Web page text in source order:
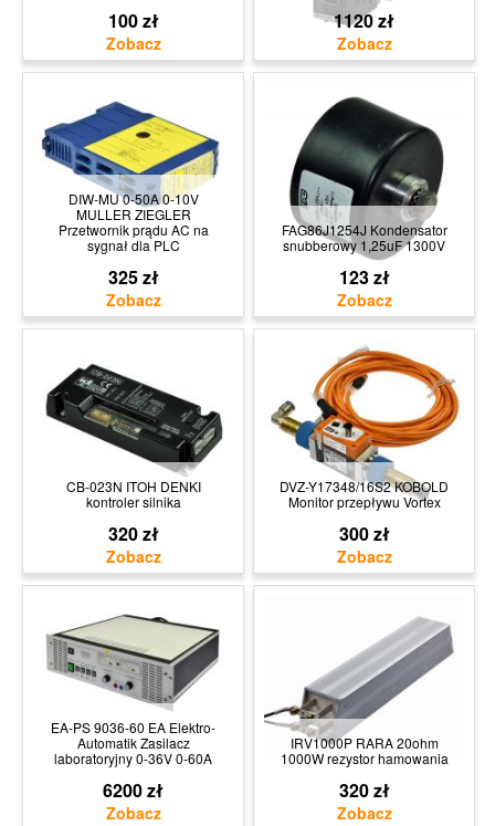
100 zł 1120 zł
DIW-MU 0-50A 0-10V
MULLER ZIEGLER
Przetwornik prądu AC na
sygnał dla PLC
325 zł
FAG86J1254J Kondensator
snubberowy 1,25uF 1300V
123 zł
CB-023N ITOH DENKI
kontroler silnika
320 zł
DVZ-Y17348/16S2 KOBOLD
Monitor przepływu Vortex
300 zł
EA-PS 9036-60 EA Elektro-
Automatik Zasilacz
laboratoryjny 0-36V 0-60A
6200 zł
IRV1000P RARA 20ohm
1000W rezystor hamowania
320 zł